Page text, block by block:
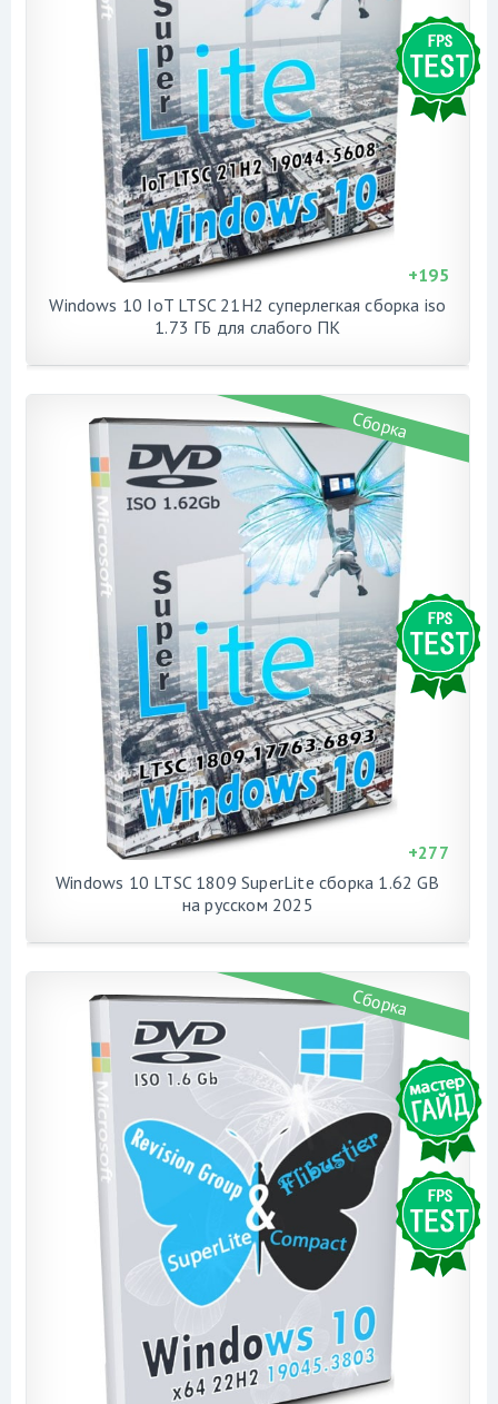
Windows 10 IoT LTSC 21H2 суперлегкая сборка iso
1.73 ГБ для слабого ПК
+195
Сборка
Windows 10 LTSC 1809 SuperLite сборка 1.62 GB
на русском 2025
+277
Сборка